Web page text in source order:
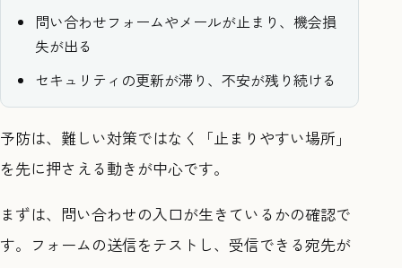
問い合わせフォームやメールが止まり、機会損
失が出る
セキュリティの更新が滞り、不安が残り続ける
予防は、難しい対策ではなく「止まりやすい場所」
を先に押さえる動きが中心です。
まずは、問い合わせの入口が生きているかの確認で
す。フォームの送信をテストし、受信できる宛先が